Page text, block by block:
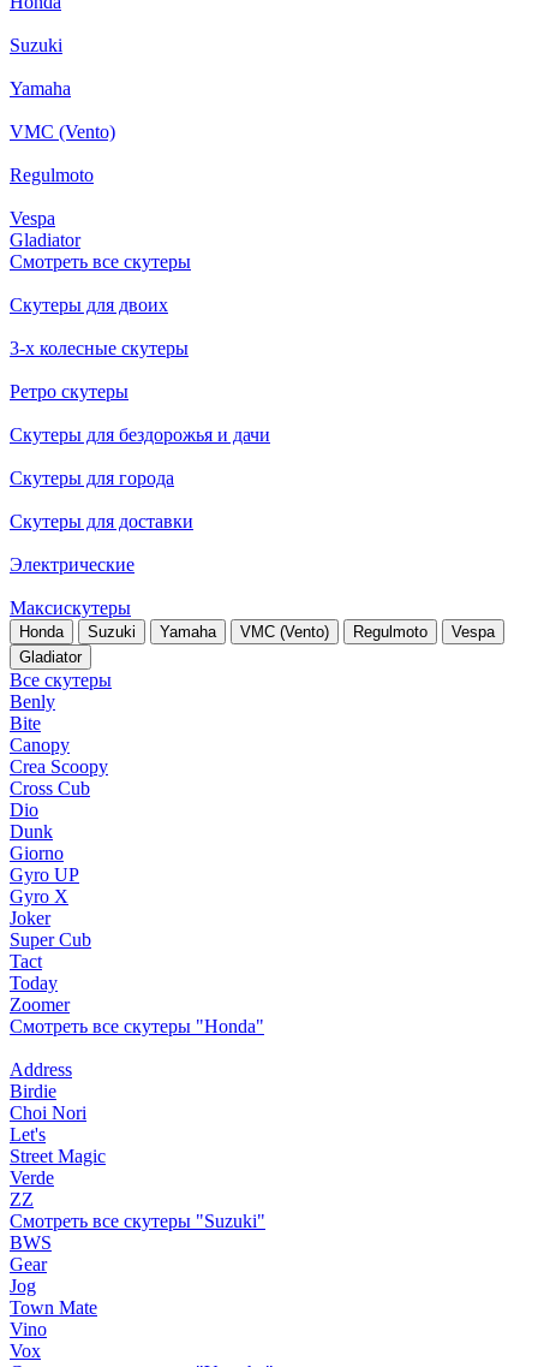
Suzuki
Yamaha
VMC (Vento)
Regulmoto
Vespa
Gladiator
Смотреть все скутеры
Скутеры для двоих
3-х колесные скутеры
Ретро скутеры
Скутеры для бездорожья и дачи
Скутеры для города
Скутеры для доставки
Электрические
Максискутеры
Honda Suzuki Yamaha VMC (Vento) Regulmoto
Vespa
Gladiator
Все скутеры
Benly
Bite
Canopy
Crea Scoopy
Cross Cub
Dio
Dunk
Giorno
Gyro UP
Gyro X
Joker
Super Cub
Tact
Today
Zoomer
Смотреть все скутеры "Honda"
Address
Birdie
Choi Nori
Let's
Street Magic
Verde
ZZ
Смотреть все скутеры "Suzuki"
BWS
Gear
Jog
Town Mate
Vino
Vox